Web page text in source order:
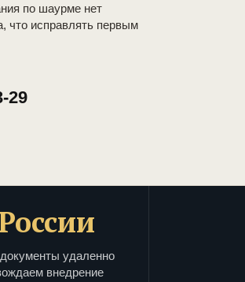
по шаурме нет
что исправлять первым
29
удаленно
внедрение